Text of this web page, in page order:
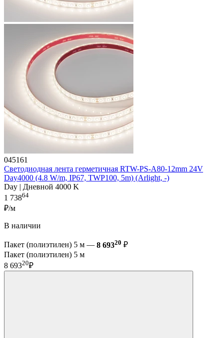
045161
Светодиодная лента герметичная RTW-PS-A80-12mm 24V
Day4000 (4.8 W/m, IP67, TWP100, 5m) (Arlight, -)
Day | Дневной 4000 K
1 73864
₽/м
В наличии
Пакет (полиэтилен) 5 м — 8 69320 ₽
Пакет (полиэтилен) 5 м
8 69320₽